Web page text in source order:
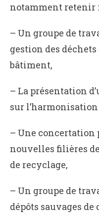
notamment retenir :
– Un groupe de
gestion des
bâtiment,
– La présentation
sur l’harmonisation
– Une concertation
nouvelles filières
de recyclage,
– Un groupe de
dépôts sauvages